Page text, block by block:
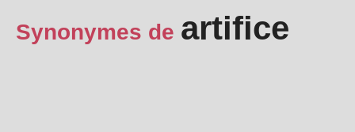
Synonymes de artifice